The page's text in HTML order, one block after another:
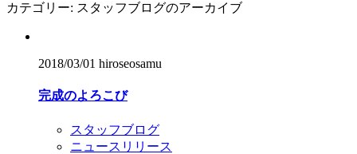
カテゴリー: スタッフブログのアーカイブ
2018/03/01 hiroseosamu
完成のよろこび
スタッフブログ
ニュースリリース